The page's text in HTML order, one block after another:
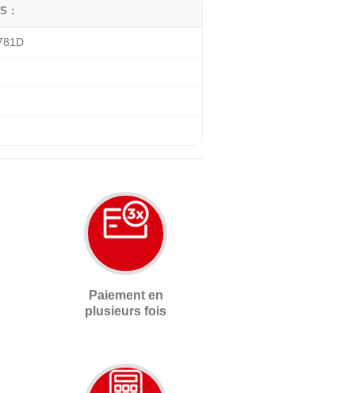
:
Paiement en
plusieurs fois